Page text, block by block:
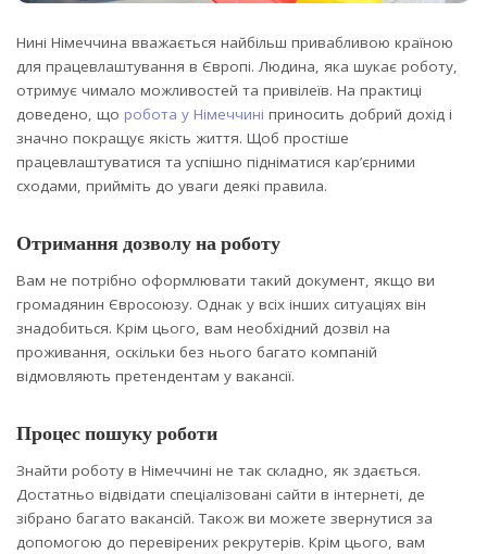
Нині Німеччина вважається найбільш привабливою країною
для працевлаштування в Європі. Людина, яка шукає роботу,
отримує чимало можливостей та привілеїв. На практиці
доведено, що робота у Німеччині приносить добрий дохід і
значно покращує якість життя. Щоб простіше
працевлаштуватися та успішно підніматися кар’єрними
сходами, прийміть до уваги деякі правила.
Отримання дозволу на роботу
Вам не потрібно оформлювати такий документ, якщо ви
громадянин Євросоюзу. Однак у всіх інших ситуаціях він
знадобиться. Крім цього, вам необхідний дозвіл на
проживання, оскільки без нього багато компаній
відмовляють претендентам у вакансії.
Процес пошуку роботи
Знайти роботу в Німеччині не так складно, як здається.
Достатньо відвідати спеціалізовані сайти в інтернеті, де
зібрано багато вакансій. Також ви можете звернутися за
допомогою до перевірених рекрутерів. Крім цього, вам